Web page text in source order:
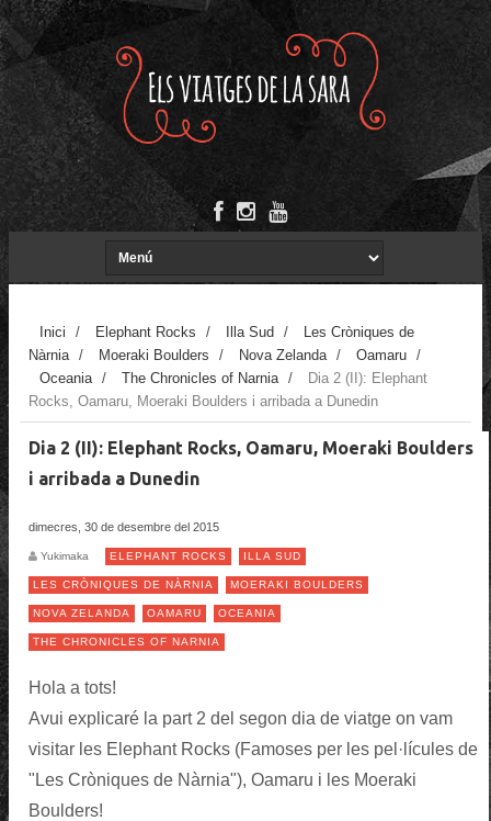
Inici / Elephant Rocks / Illa Sud /
Les Cròniques de
Nàrnia / Moeraki Boulders / Nova Zelanda / Oamaru /
Oceania / The Chronicles of Narnia /
Dia 2 (II): Elephant
Rocks, Oamaru, Moeraki Boulders i arribada a Dunedin
Dia 2 (II): Elephant Rocks, Oamaru, Moeraki Boulders
i arribada a Dunedin
dimecres, 30 de desembre del 2015
Yukimaka ELEPHANT ROCKS ILLA SUD
LES CRÒNIQUES DE NÀRNIA MOERAKI BOULDERS
NOVA ZELANDA OAMARU OCEANIA
THE CHRONICLES OF NARNIA
Hola a tots!
Avui explicaré la part 2 del segon dia de viatge on vam
visitar les Elephant Rocks (Famoses per les pel·lícules de
"Les Cròniques de Nàrnia"), Oamaru i les Moeraki
Boulders!